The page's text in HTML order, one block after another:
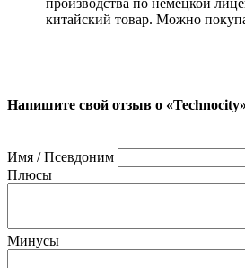
производства по немецкой
китайский товар. Можно
Напишите свой отзыв о «Technocity»
Имя / Псевдоним
Плюсы
Минусы